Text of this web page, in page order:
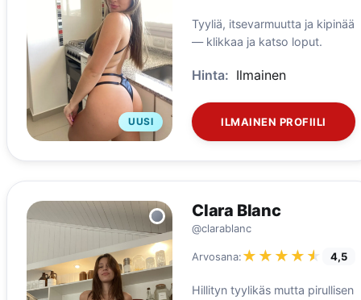
UUSI
Tyyliä, itsevarmuutta ja kipinää
— klikkaa ja katso loput.
Hinta: Ilmainen
ILMAINEN PROFIILI
Clara Blanc
@clarablanc
Arvosana:★★★★★
★★★★★ 4,5
Hillityn tyylikäs mutta pirullisen